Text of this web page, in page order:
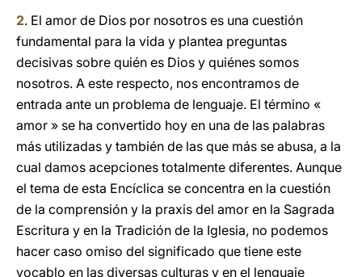
2. El amor de Dios por nosotros es una cuestión
fundamental para la vida y plantea preguntas
decisivas sobre quién es Dios y quiénes somos
nosotros. A este respecto, nos encontramos de
entrada ante un problema de lenguaje. El término «
amor » se ha convertido hoy en una de las palabras
más utilizadas y también de las que más se abusa, a la
cual damos acepciones totalmente diferentes. Aunque
el tema de esta Encíclica se concentra en la cuestión
de la comprensión y la praxis del amor en la Sagrada
Escritura y en la Tradición de la Iglesia, no podemos
hacer caso omiso del significado que tiene este
vocablo en las diversas culturas y en el lenguaje